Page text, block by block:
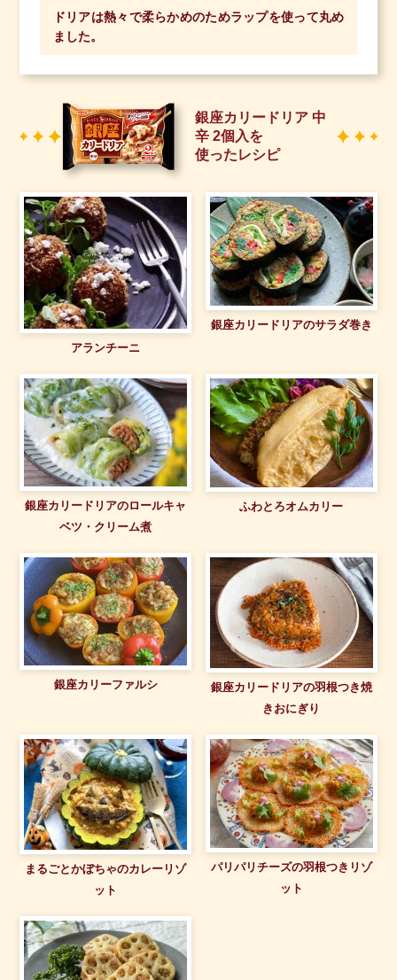
ドリアは熱々で柔らかめのためラップを使って丸め
ました。
銀座カリードリア 中
辛 2個入を
使ったレシピ
アランチーニ
銀座カリードリアのサラダ巻き
銀座カリードリアのロールキャ
ベツ・クリーム煮
ふわとろオムカリー
銀座カリーファルシ
銀座カリードリアの羽根つき焼
きおにぎり
まるごとかぼちゃのカレーリゾ
ット
パリパリチーズの羽根つきリゾ
ット